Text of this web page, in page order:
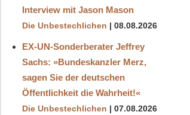
Interview mit Jason Mason
Die Unbestechlichen 08.08.2026
EX-UN-Sonderberater Jeffrey
Sachs: »Bundeskanzler Merz,
sagen Sie der deutschen
Öffentlichkeit die Wahrheit!«
Die Unbestechlichen 07.08.2026